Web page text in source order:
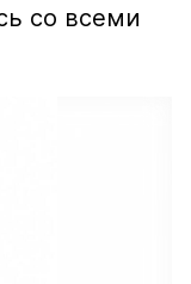
со всеми